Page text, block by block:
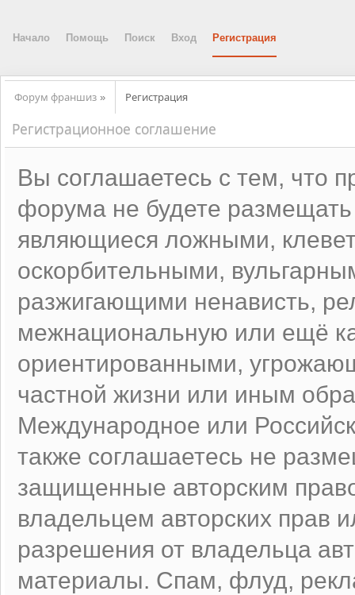
Начало Помощь Поиск Вход Регистрация
Форум франшиз » Регистрация
Регистрационное соглашение
Вы соглашаетесь с тем, что
форума не будете
являющиеся ложными,
оскорбительными,
разжигающими ненависть,
межнациональную или ещё
ориентированными,
частной жизни или иным
Международное или
также соглашаетесь не
защищенные авторским
владельцем авторских прав
разрешения от владельца
материалы. Спам, флуд,